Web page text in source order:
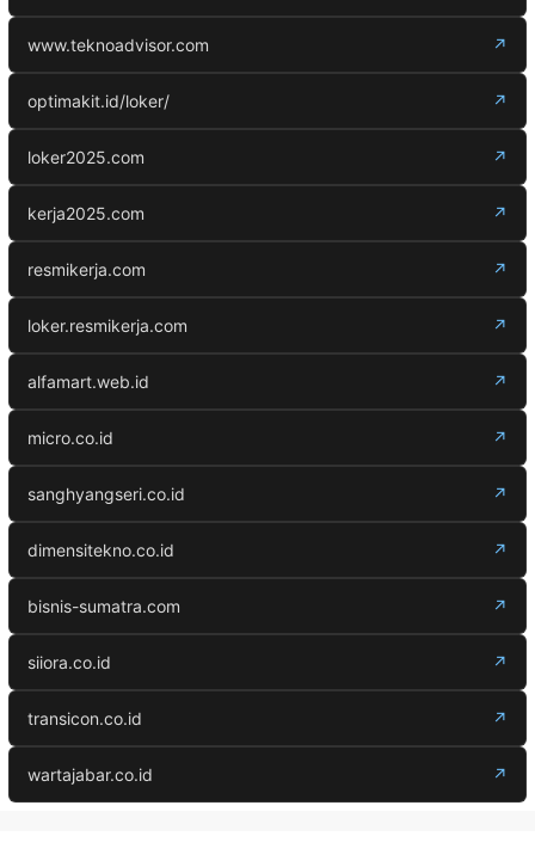
www.teknoadvisor.com ↗
optimakit.id/loker/ ↗
loker2025.com ↗
kerja2025.com ↗
resmikerja.com ↗
loker.resmikerja.com ↗
alfamart.web.id ↗
micro.co.id ↗
sanghyangseri.co.id ↗
dimensitekno.co.id ↗
bisnis-sumatra.com ↗
siiora.co.id ↗
transicon.co.id ↗
wartajabar.co.id ↗